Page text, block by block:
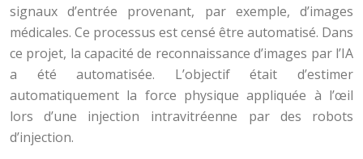
signaux d’entrée provenant, par exemple, d’images
médicales. Ce processus est censé être automatisé. Dans
ce projet, la capacité de reconnaissance d’images par l’IA
a été automatisée. L’objectif était d’estimer
automatiquement la force physique appliquée à l’œil
lors d’une injection intravitréenne par des robots
d’injection.